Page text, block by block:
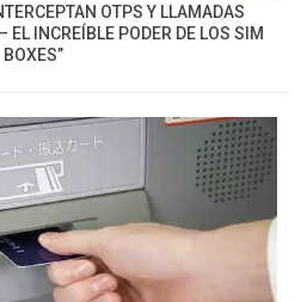
OTPS Y LLAMADAS
EL INCREÍBLE PODER DE LOS SIM
BOXES”